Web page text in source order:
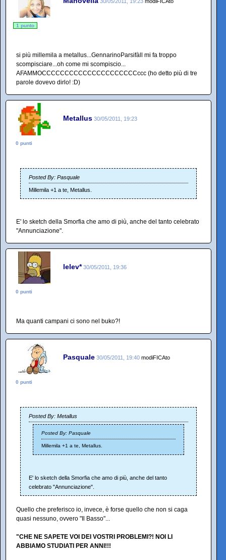
1 punto
si più millemila a metallus...GennarinoParsifàll mi fa troppo
scompisciare...oh come mi scompiscio...
AFAMMOCCCCCCCCCCCCCCCCCCCCCccc (ho detto più di tre
parole dovevo dirlo! :D)
Metallus 30/05/2011, 19:23
0 punti
Posted By: Pasquale
Millemila +1 a te, Metallus.
E' lo sketch della Smorfia che amo di più, anche del tanto celebrato
"Annunciazione".
lelev* 30/05/2011, 19:36
0 punti
Ma quanti campani ci sono nel buko?!
Pasquale 30/05/2011, 19:40 modiFICAto
0 punti
Posted By: Metallus
Posted By: Pasquale
Millemila +1 a te, Metallus.
E' lo sketch della Smorfia che amo di più, anche del tanto
celebrato "Annunciazione".
Quello che preferisco io, invece, è forse quello che non si caga
quasi nessuno, ovvero "Il Basso"...
"CHE NE SAPETE VOI DEI VOSTRI PROBLEMI?! NOI LI
ABBIAMO STUDIATI PER ANNI!!!